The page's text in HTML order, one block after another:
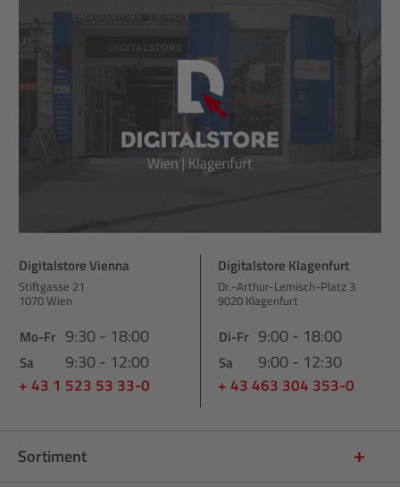
Digitalstore Vienna
Stiftgasse 21
1070 Wien
Mo-Fr 9:30 - 18:00
Sa 9:30 - 12:00
+ 43 1 523 53 33-0
Digitalstore Klagenfurt
Dr.-Arthur-Lemisch-Platz 3
9020 Klagenfurt
Di-Fr 9:00 - 18:00
Sa 9:00 - 12:30
+ 43 463 304 353-0
Sortiment